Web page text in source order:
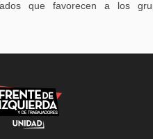
que favorecen a los